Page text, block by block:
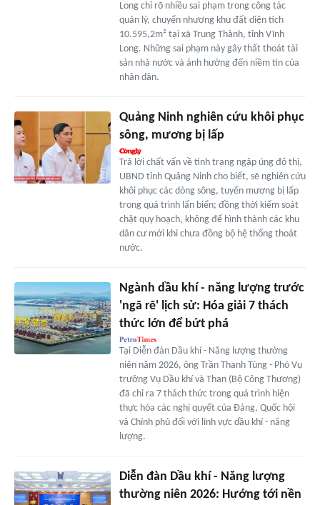
Long chỉ rõ nhiều sai phạm trong công tác
quản lý, chuyển nhượng khu đất diện tích
10.595,2m² tại xã Trung Thành, tỉnh Vĩnh
Long. Những sai phạm này gây thất thoát tài
sản nhà nước và ảnh hưởng đến niềm tin của
nhân dân.
Quảng Ninh nghiên cứu khôi phục
sông, mương bị lấp
Trả lời chất vấn về tình trạng ngập úng đô thị,
UBND tỉnh Quảng Ninh cho biết, sẽ nghiên cứu
khôi phục các dòng sông, tuyến mương bị lấp
trong quá trình lấn biển; đồng thời kiểm soát
chặt quy hoạch, không để hình thành các khu
dân cư mới khi chưa đồng bộ hệ thống thoát
nước.
Ngành dầu khí - năng lượng trước
'ngã rẽ' lịch sử: Hóa giải 7 thách
thức lớn để bứt phá
Tại Diễn đàn Dầu khí - Năng lượng thường
niên năm 2026, ông Trần Thanh Tùng - Phó Vụ
trưởng Vụ Dầu khí và Than (Bộ Công Thương)
đã chỉ ra 7 thách thức trong quá trình hiện
thực hóa các nghị quyết của Đảng, Quốc hội
và Chính phủ đối với lĩnh vực dầu khí - năng
lượng.
Diễn đàn Dầu khí - Năng lượng
thường niên 2026: Hướng tới nền